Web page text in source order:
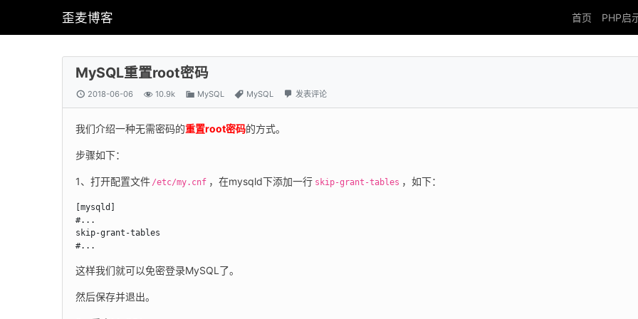
歪麦博客 首页 PHP启
MySQL重置root密码
2018-06-06 10.9k MySQL MySQL 发表评论
我们介绍一种无需密码的重置root密码的方式。
步骤如下：
1、打开配置文件 /etc/my.cnf ，在mysqld下添加一行 skip-grant-tables ，如下：
[mysqld]
#...
skip-grant-tables
#...
这样我们就可以免密登录MySQL了。
然后保存并退出。